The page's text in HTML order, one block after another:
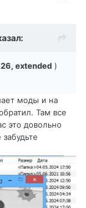
extended )
моды и на
Там все
это довольно